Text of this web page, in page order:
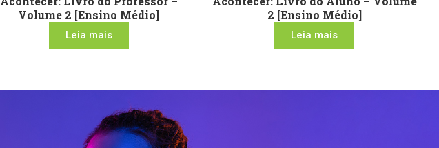
Volume 2 [Ensino Médio]
Leia mais
2 [Ensino Médio]
Leia mais